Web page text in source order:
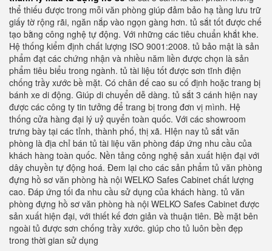
thể thiếu được trong mỗi văn phòng giúp đảm bảo hạ tầng lưu trữ
giấy tờ rộng rãi, ngăn nắp vào ngọn gàng hơn. tủ sắt tốt được chế
tạo bằng công nghệ tự động. Với những các tiêu chuẩn khắt khe.
Hệ thống kiểm định chất lượng ISO 9001:2008. tủ bảo mật là sản
phẩm đạt các chứng nhận và nhiều năm liền được chọn là sản
phẩm tiêu biểu trong ngành. tủ tài liệu tốt được sơn tĩnh điện
chống trầy xước bề mặt. Có chân đế cao su cố định hoặc trang bị
bánh xe di động. Giúp di chuyển dễ dàng. tủ sắt 3 cánh hiện nay
được các công ty tin tưởng để trang bị trong đơn vị mình. Hệ
thống cửa hàng đại lý uỷ quyển toàn quốc. Với các showroom
trưng bày tại các tỉnh, thành phố, thị xã. HIện nay tủ sắt văn
phòng là địa chỉ bán tủ tài liệu văn phòng đáp ứng nhu cầu của
khách hàng toàn quốc. Nền tảng công nghệ sản xuất hiện đại với
dây chuyền tự động hoá. Đem lại cho các sản phẩm tủ văn phòng
đựng hồ sơ văn phòng hà nội WELKO Safes Cabinet chất lượng
cao. Đáp ứng tối đa nhu cầu sử dụng của khách hàng. tủ văn
phòng đựng hồ sơ văn phòng hà nội WELKO Safes Cabinet được
sản xuất hiện đại, với thiết kế đơn giản và thuận tiên. Bề mặt bên
ngoài tủ được sơn chống trầy xước. giúp cho tủ luôn bền đẹp
trong thời gian sử dụng